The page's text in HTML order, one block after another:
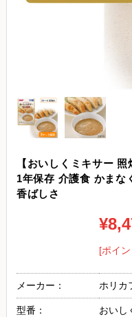
【おいしくミキサー
1年保存 介護食 かまな
香ばしさ
[ポイ
メーカー： ホリカ
型番： おいし